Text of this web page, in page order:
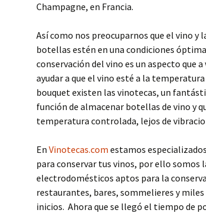
Champagne, en Francia.
Así como nos preocuparnos que el vino y
botellas estén en una condiciones
conservación del vino es un aspecto que
ayudar a que el vino esté a la
bouquet existen las vinotecas, un
función de almacenar botellas de vino y
temperatura controlada, lejos de
En Vinotecas.com estamos
para conservar tus vinos, por ello somos
electrodomésticos aptos para la
restaurantes, bares, sommelieres y
inicios. Ahora que se llegó el tiempo de